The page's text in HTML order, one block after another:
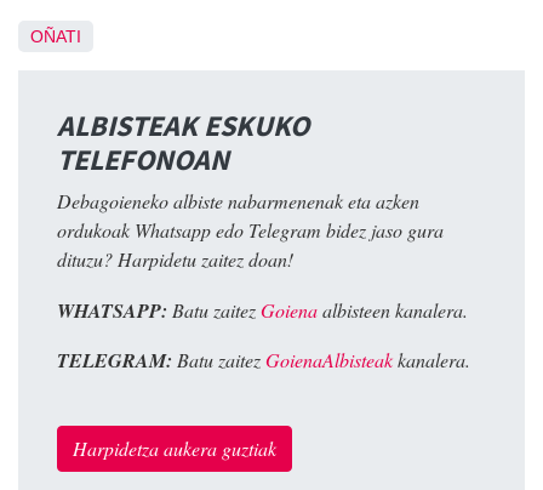
OÑATI
ALBISTEAK ESKUKO
TELEFONOAN
Debagoieneko albiste nabarmenenak eta azken
ordukoak Whatsapp edo Telegram bidez jaso gura
dituzu? Harpidetu zaitez doan!
WHATSAPP: Batu zaitezGoienaalbisteen kanalera.
TELEGRAM: Batu zaitezGoienaAlbisteakkanalera.
Harpidetza aukera guztiak